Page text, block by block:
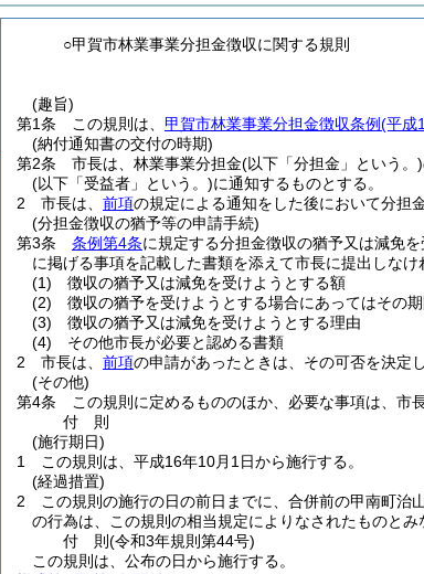
○甲賀市林業事業分担金徴収に関する規則
(趣旨)
第1条
この規則は、 甲賀市林業事業分担金徴収条例(平成
(納付通知書の交付の時期)
第2条
市長は、林業事業分担金(以下「分担金」という。)
(以下「受益者」という。)に通知するものとする。
2
市長は、 前項の規定による通知をした後において分担
(分担金徴収の猶予等の申請手続)
第3条
条例第4条に規定する分担金徴収の猶予又は減免
に掲げる事項を記載した書類を添えて市長に提出しなけ
(1)
徴収の猶予又は減免を受けようとする額
(2)
徴収の猶予を受けようとする場合にあってはその期
(3)
徴収の猶予又は減免を受けようとする理由
(4)
その他市長が必要と認める書類
2
市長は、 前項の申請があったときは、その可否を決定
(その他)
第4条
この規則に定めるもののほか、必要な事項は、市
付 則
(施行期日)
1
この規則は、平成16年10月1日から施行する。
(経過措置)
2
この規則の施行の日の前日までに、合併前の甲南町治
の行為は、この規則の相当規定によりなされたものとみ
付 則(令和3年規則第44号)
この規則は、公布の日から施行する。